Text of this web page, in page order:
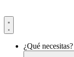
¿Qué necesitas?